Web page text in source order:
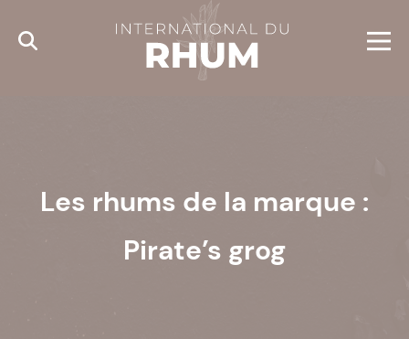
Les rhums de la marque :
Pirate’s grog
Cookies management panel